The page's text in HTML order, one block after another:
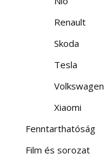
Renault
Skoda
Tesla
Volkswagen
Xiaomi
Fenntarthatóság
Film és sorozat